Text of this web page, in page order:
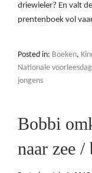
driewieler? En valt
prentenboek vol
Posted in: Boeken,
Nationale
jongens
Bobbi
naar zee